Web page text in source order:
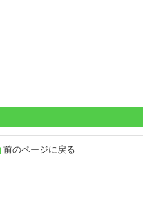
前のページに戻る